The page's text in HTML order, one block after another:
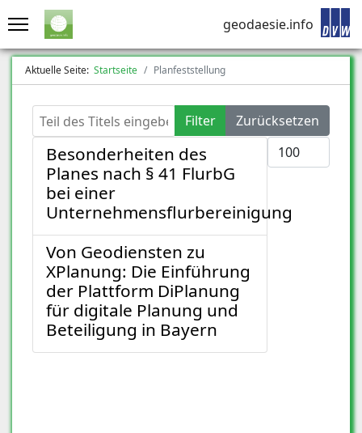
geodaesie.info
Aktuelle Seite: Startseite Planfeststellung
Teil des Titels eingeben Filter
Zurücksetzen
Anzeige #
Besonderheiten des
Planes nach § 41 FlurbG
bei einer
Unternehmensflurbereinigung
Von Geodiensten zu
XPlanung: Die Einführung
der Plattform DiPlanung
für digitale Planung und
Beteiligung in Bayern